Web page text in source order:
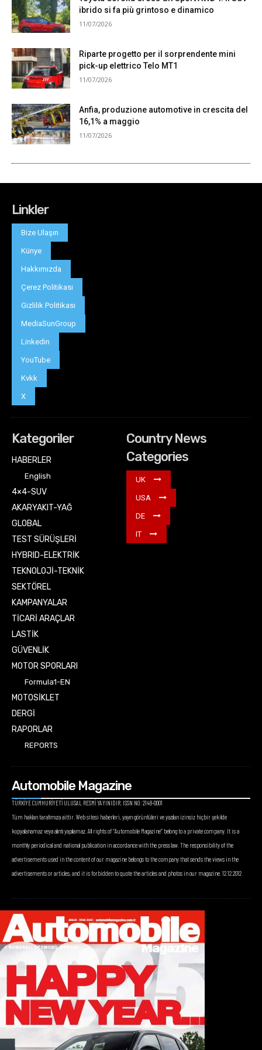
Linkler
Bize Ulaşın
Künye
Hakkımızda
Çerez Politikası
Gizlilik Politikası
MediaSunGroup
Linkedin
YouTube
Kvkk
X
Kategoriler
HABERLER
English
4×4-SUV
AKARYAKIT-YAĞ
GLOBAL
TEST SÜRÜŞLERİ
HYBRID-ELEKTRİK
TEKNOLOJİ-TEKNİK
SEKTÖREL
KAMPANYALAR
TİCARİ ARAÇLAR
LASTİK
GÜVENLİK
MOTOR SPORLARI
Formula1-EN
MOTOSİKLET
DERGİ
RAPORLAR
REPORTS
Country News
Categories
UK
USA
DE
IT
Automobile Magazine
TÜRKİYE CUMHURİYETİ ULUSAL RESMİ YAYINIDIR. ISSN NO: 2148-0001
Tüm hakları tarafımıza aittir. Web sitesi haberleri, yayın görüntüleri ve yazıları izinsiz hiçbir şekilde
kopyalanamaz veya alıntı yapılamaz. All rights of “Automobile Magazine” belong to a private company. It is a
monthly periodical and national publication in accordance with the press law. The responsibility of the
advertisements used in the content of our magazine belongs to the company that sends the views in the
advertisements or articles, and it is forbidden to quote the articles and photos in our magazine. 12.12.2012